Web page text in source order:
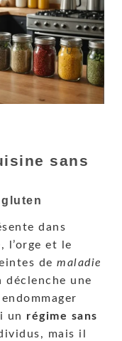
sans
dans
l’orge et le
de maladie
déclenche une
un régime sans
mais il